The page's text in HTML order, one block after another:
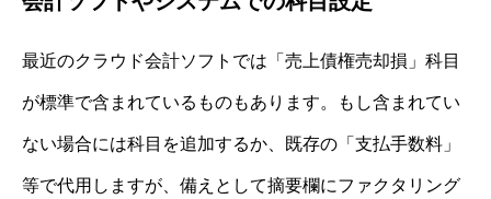
最近のクラウド会計ソフトでは「売上債権売却損」科目
が標準で含まれているものもあります。もし含まれてい
ない場合には科目を追加するか、既存の「支払手数料」
等で代用しますが、備えとして摘要欄にファクタリング